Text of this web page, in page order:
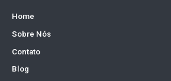
Home
Sobre Nós
Contato
Blog